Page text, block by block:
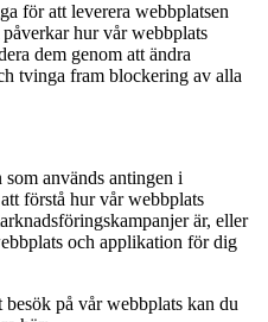
för att leverera webbplatsen
hur vår webbplats
dem genom att ändra
tvinga fram blockering av alla
används antingen i
förstå hur vår webbplats
är, eller
och applikation för dig
på vår webbplats kan du